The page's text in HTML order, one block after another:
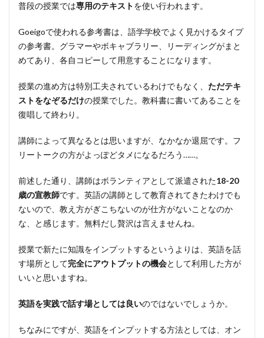
普段の授業では専用のテキストを使い行われます。
Goeigoで使われる参考書は、語学学校でよく見かけるタイプ
の参考書。グラマーやボキャブラリー、リーディングがまと
めてあり、各自コピーして用意することになります。
授業の進め方は特別工夫されているわけでもなく、 ただテキ
ストをなぞるだけの授業でした。教科書に書いてあることを
復唱して終わり。
講師によって異なるとは思いますが、なかなか退屈です。フ
リートークの方がよっぽどタメになるだろう……。
前述した通り、講師はボランティアとして派遣された18-20
歳の宣教師です。英語の講師として教育されてきたわけでも
ないので、教え方がぎこちないのが仕方がないことなのか
な、と感じます。無料だし贅沢は言えませんね。
授業で新たに知識をインプットするというよりは、英語を話
す場所として完全にアウトプットの機会として利用した方が
いいと思いますね。
英語を実践で話す場としては良いのではないでしょうか。
ちなみにですが、英語をインプットする方法としては、オン